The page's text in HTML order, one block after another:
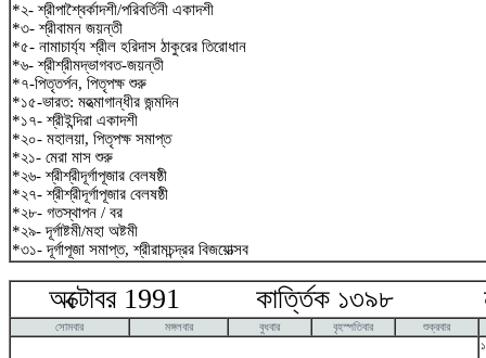
*২- শ্রীপাশ্বৈর্কাদশী/পরিবর্তিনী একাদশী
*৩- শ্রীবামন জয়ন্তী
*৫- নামাচার্য্য শ্রীল হরিদাস ঠাকুরের তিরোধান
*৬- শ্রীশ্রীমদ্ভাগবত-জয়ন্তী
*৭-পিতৃতর্পন, পিতৃপক্ষ শুরু
*১৫-ভারত: মহত্মাগান্ধীর জন্মদিন
*১৭- শ্রীইন্দিরা একাদশী
*২০- মহালয়া, পিতৃপক্ষ সমাপ্ত
*২১- মেরা মাস শুরু
*২৬- শ্রীশ্রীদূর্গাপূজার বেলষষ্ঠী
*২৭- শ্রীশ্রীদূর্গাপূজার বেলষষ্ঠী
*২৮- গতস্থাপন / বর
*২৯- দূর্গাষ্টমী/মহা অষ্টমী
*৩১- দূর্গাপূজা সমাপ্ত, শ্রীরামচন্দ্রর বিজয়োত্সব
অক্টোবর 1991 কার্ত্তিক ১৩৯৮
সোমবার মঙ্গলবার বুধবার বৃহস্পতিবার
শুক্রবার
১